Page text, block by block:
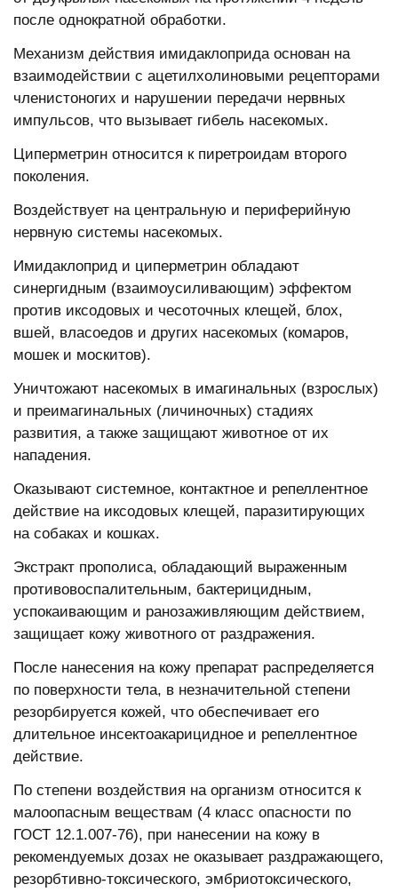
после однократной обработки.
Механизм действия имидаклоприда основан на
взаимодействии с ацетилхолиновыми рецепторами
членистоногих и нарушении передачи нервных
импульсов, что вызывает гибель насекомых.
Циперметрин относится к пиретроидам второго
поколения.
Воздействует на центральную и периферийную
нервную системы насекомых.
Имидаклоприд и циперметрин обладают
синергидным (взаимоусиливающим) эффектом
против иксодовых и чесоточных клещей, блох,
вшей, власоедов и других насекомых (комаров,
мошек и москитов).
Уничтожают насекомых в имагинальных (взрослых)
и преимагинальных (личиночных) стадиях
развития, а также защищают животное от их
нападения.
Оказывают системное, контактное и репеллентное
действие на иксодовых клещей, паразитирующих
на собаках и кошках.
Экстракт прополиса, обладающий выраженным
противовоспалительным, бактерицидным,
успокаивающим и ранозаживляющим действием,
защищает кожу животного от раздражения.
После нанесения на кожу препарат распределяется
по поверхности тела, в незначительной степени
резорбируется кожей, что обеспечивает его
длительное инсектоакарицидное и репеллентное
действие.
По степени воздействия на организм относится к
малоопасным веществам (4 класс опасности по
ГОСТ 12.1.007-76), при нанесении на кожу в
рекомендуемых дозах не оказывает раздражающего,
резорбтивно-токсического, эмбриотоксического,